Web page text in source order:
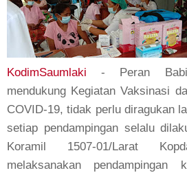
KodimSaumlaki - Peran
mendukung Kegiatan Vaksinasi
COVID-19, tidak perlu diragukan
setiap pendampingan selalu
Koramil 1507-01/Larat
melaksanakan pendampingan